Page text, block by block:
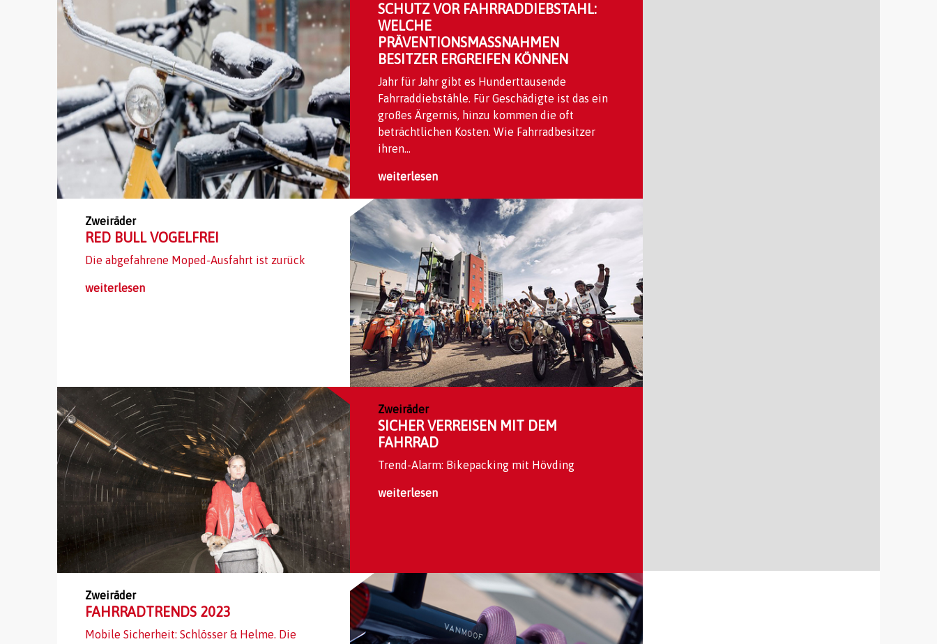
SCHUTZ VOR FAHRRADDIEBSTAHL:
WELCHE
PRÄVENTIONSMASSNAHMEN B
ESITZER ERGREIFEN KÖNNEN
Jahr für Jahr gibt es Hunderttausende
Fahrraddiebstähle. Für Geschädigte ist das ein
großes Ärgernis, hinzu kommen die oft
beträchtlichen Kosten. Wie Fahrradbesitzer
ihren...
weiterlesen
Zweiräder
RED BULL VOGELFREI
Die abgefahrene Moped-Ausfahrt ist zurück
weiterlesen
Zweiräder
SICHER VERREISEN MIT DEM
FAHRRAD
Trend-Alarm: Bikepacking mit Hövding
weiterlesen
Zweiräder
FAHRRADTRENDS 2023
Mobile Sicherheit: Schlösser & Helme. Die